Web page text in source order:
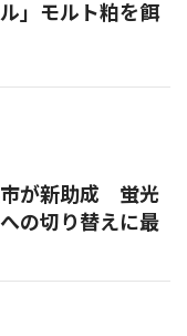
」モルト粕を餌
市が新助成 蛍光
の切り替えに最